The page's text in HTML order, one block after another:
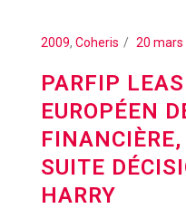
2009, Coheris 20 mars
PARFIP
EUROPÉEN
SUITE
HARRY